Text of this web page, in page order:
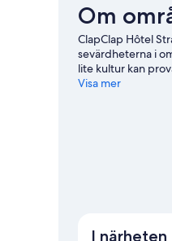
Om
ClapClap Hôtel
sevärdheterna i
lite kultur kan
rekommenderade
Visa mer
I närheten